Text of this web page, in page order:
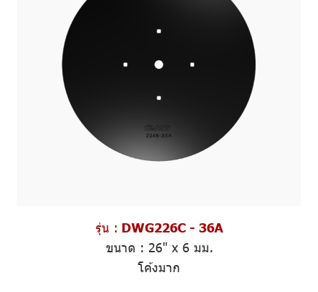
รุ่น : DWG226C - 36A
ขนาด : 26" x 6 มม.
โค้งมาก